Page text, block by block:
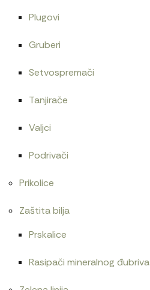
Plugovi
Gruberi
Setvospremači
Tanjirače
Valjci
Podrivači
Prikolice
Zaštita bilja
Prskalice
Rasipači mineralnog đubriva